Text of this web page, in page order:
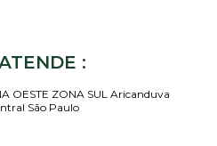
:
OESTE ZONA SUL Aricanduva
São Paulo